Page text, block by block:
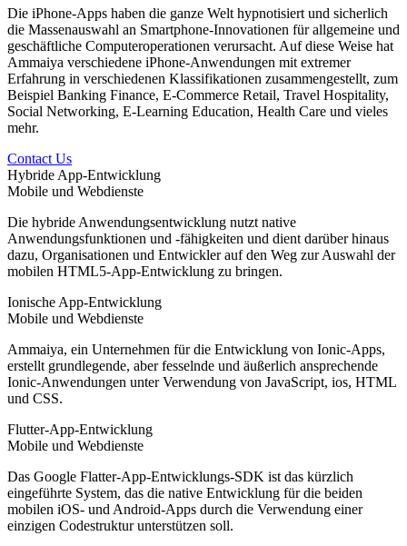
Die iPhone-Apps haben die ganze Welt hypnotisiert und sicherlich
die Massenauswahl an Smartphone-Innovationen für allgemeine und
geschäftliche Computeroperationen verursacht. Auf diese Weise hat
Ammaiya verschiedene iPhone-Anwendungen mit extremer
Erfahrung in verschiedenen Klassifikationen zusammengestellt, zum
Beispiel Banking Finance, E-Commerce Retail, Travel Hospitality,
Social Networking, E-Learning Education, Health Care und vieles
mehr.
Contact Us
Hybride App-Entwicklung
Mobile und Webdienste
Die hybride Anwendungsentwicklung nutzt native
Anwendungsfunktionen und -fähigkeiten und dient darüber hinaus
dazu, Organisationen und Entwickler auf den Weg zur Auswahl der
mobilen HTML5-App-Entwicklung zu bringen.
Ionische App-Entwicklung
Mobile und Webdienste
Ammaiya, ein Unternehmen für die Entwicklung von Ionic-Apps,
erstellt grundlegende, aber fesselnde und äußerlich ansprechende
Ionic-Anwendungen unter Verwendung von JavaScript, ios, HTML
und CSS.
Flutter-App-Entwicklung
Mobile und Webdienste
Das Google Flatter-App-Entwicklungs-SDK ist das kürzlich
eingeführte System, das die native Entwicklung für die beiden
mobilen iOS- und Android-Apps durch die Verwendung einer
einzigen Codestruktur unterstützen soll.